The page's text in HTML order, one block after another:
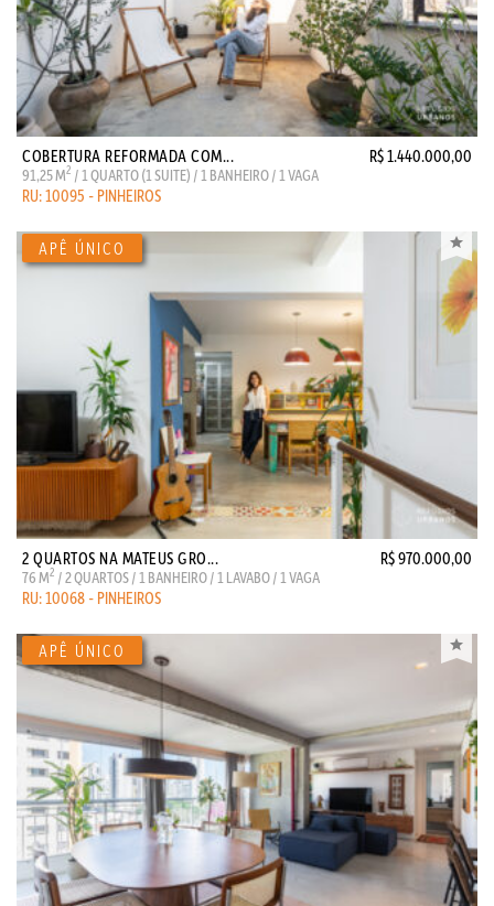
COBERTURA REFORMADA COM... R$ 1.440.000,00
91,25 M2 / 1 QUARTO (1 SUITE) / 1 BANHEIRO / 1 VAGA
RU: 10095 - PINHEIROS
2 QUARTOS NA MATEUS GRO... R$ 970.000,00
76 M2 / 2 QUARTOS / 1 BANHEIRO / 1 LAVABO / 1 VAGA
RU: 10068 - PINHEIROS